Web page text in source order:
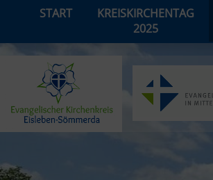
START
KREISKIRCHENTAG
2025